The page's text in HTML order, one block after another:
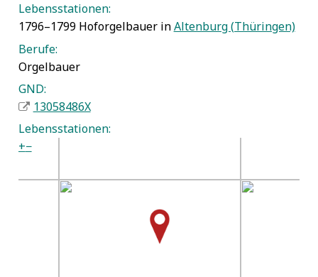
Lebensstationen:
1796–1799 Hoforgelbauer inAltenburg (Thüringen)
Berufe:
Orgelbauer
GND:
13058486X
Lebensstationen:
+−